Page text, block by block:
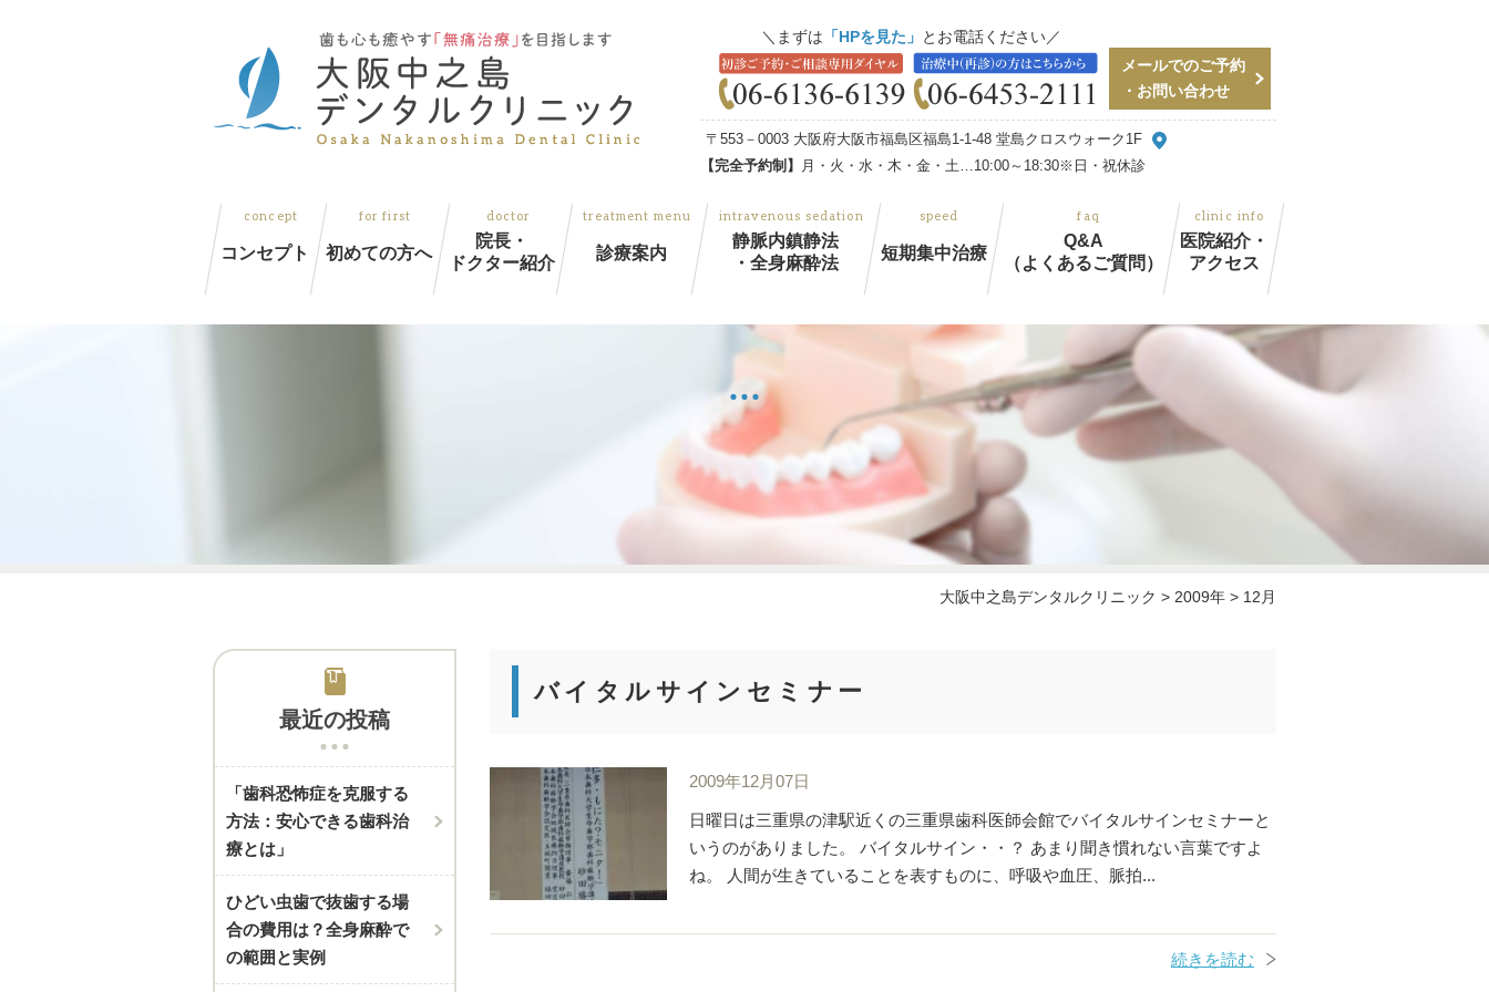
まずは 「HPを見た」 とお電話ください
メールでのご予約
・お問い合わせ
〒553－0003 大阪府大阪市福島区福島1-1-48 堂島クロスウォーク1F
【完全予約制】
月・火・水・木・金・土…10:00～18:30※日・祝休診
コンセプト 初めての方へ
院長・
ドクター紹介
診療案内
静脈内鎮静法
・全身麻酔法
短期集中治療
Q&A
（よくあるご質問）
医院紹介・
アクセス
大阪中之島デンタルクリニック > 2009年 > 12月
バイタルサインセミナー
2009年12月07日
日曜日は三重県の津駅近くの三重県歯科医師会館でバイタルサインセミナーと
いうのがありました。 バイタルサイン・・？ あまり聞き慣れない言葉ですよ
ね。 人間が生きていることを表すものに、呼吸や血圧、脈拍...
続きを読む
最近の投稿
「歯科恐怖症を克服する
方法：安心できる歯科治
療とは」
ひどい虫歯で抜歯する場
合の費用は？全身麻酔で
の範囲と実例